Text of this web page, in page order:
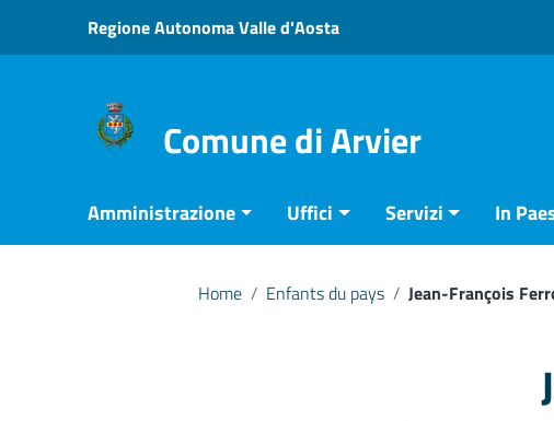
Vai ai contenuti
Vai al menu di navigazione
Regione Autonoma Valle d'Aosta
Comune di Arvier
Amministrazione Uffici Servizi In
Home / Enfants du pays / Jean-François